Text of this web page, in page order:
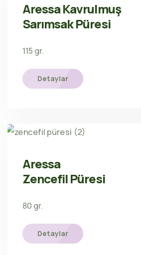
Aressa Kavrulmuş
Sarımsak Püresi
115 gr.
Detaylar
Aressa
Zencefil Püresi
80 gr.
Detaylar